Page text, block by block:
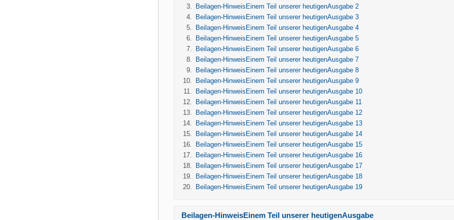
Beilagen-HinweisEinem Teil unserer heutigenAusgabe 2
Beilagen-HinweisEinem Teil unserer heutigenAusgabe 3
Beilagen-HinweisEinem Teil unserer heutigenAusgabe 4
Beilagen-HinweisEinem Teil unserer heutigenAusgabe 5
Beilagen-HinweisEinem Teil unserer heutigenAusgabe 6
Beilagen-HinweisEinem Teil unserer heutigenAusgabe 7
Beilagen-HinweisEinem Teil unserer heutigenAusgabe 8
Beilagen-HinweisEinem Teil unserer heutigenAusgabe 9
Beilagen-HinweisEinem Teil unserer heutigenAusgabe 10
Beilagen-HinweisEinem Teil unserer heutigenAusgabe 11
Beilagen-HinweisEinem Teil unserer heutigenAusgabe 12
Beilagen-HinweisEinem Teil unserer heutigenAusgabe 13
Beilagen-HinweisEinem Teil unserer heutigenAusgabe 14
Beilagen-HinweisEinem Teil unserer heutigenAusgabe 15
Beilagen-HinweisEinem Teil unserer heutigenAusgabe 16
Beilagen-HinweisEinem Teil unserer heutigenAusgabe 17
Beilagen-HinweisEinem Teil unserer heutigenAusgabe 18
Beilagen-HinweisEinem Teil unserer heutigenAusgabe 19
Beilagen-HinweisEinem Teil unserer heutigenAusgabe